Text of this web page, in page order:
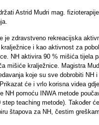
Astrid Mudri mag.
je zdravstveno rekreacijska
i kao aktivnost za
NH aktivira 90 % mišića tijela
mišiće kralježnice. Magistra
koje su sve dobrobiti NH i
će i vrlo korisna videa
NH pomoću INWA metode
step teaching metode). Također
štapova za NH, čestim